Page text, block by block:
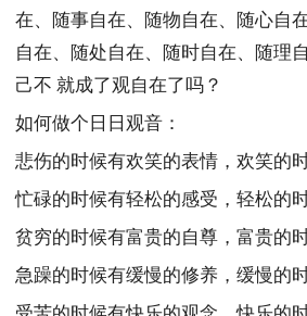
在、随事自在、随物自在、随心自
自在、随处自在、随时自在、随理
己不 就成了观自在了吗？
如何做个日日观音：
悲伤的时候有欢笑的表情，欢笑的
忙碌的时候有轻松的感受，轻松的
贫穷的时候有富贵的自尊，富贵的
急躁的时候有缓慢的修养，缓慢的